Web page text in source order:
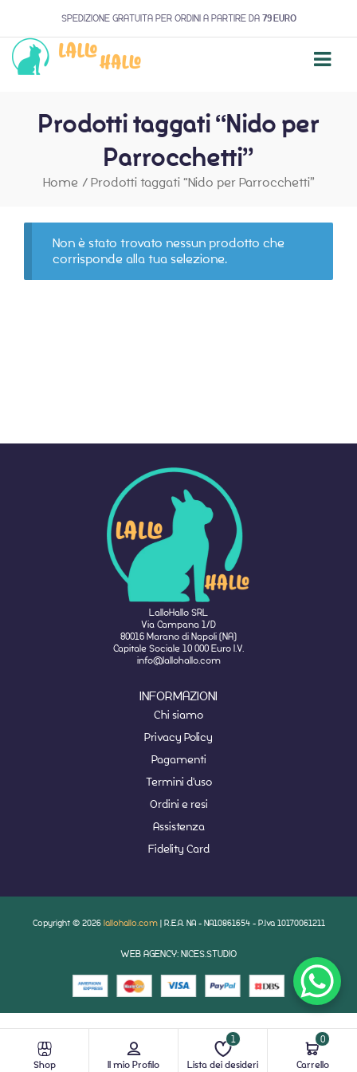
SPEDIZIONE GRATUITA PER ORDINI A PARTIRE DA 79 EURO
Prodotti taggati “Nido per
Parrocchetti”
Home / Prodotti taggati “Nido per Parrocchetti”
Non è stato trovato nessun prodotto che
corrisponde alla tua selezione.
Shop Il mio Profilo Lista dei desideri
1
Carrello
0
LalloHallo SRL
Via Campana 1/D
80016 Marano di Napoli (NA)
Capitale Sociale 10 000 Euro I.V.
info@lallohallo.com
INFORMAZIONI
Chi siamo
Privacy Policy
Pagamenti
Termini d'uso
Ordini e resi
Assistenza
Fidelity Card
Copyright © 2026 lallohallo.com | R.E.A. NA - NA10861654 - P.Iva 10170061211
WEB AGENCY: NICES.STUDIO